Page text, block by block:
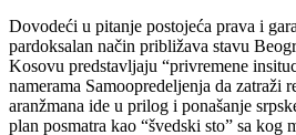
Dovodeći u pitanje postojeća prava i
pardoksalan način približava stavu
Kosovu predstavljaju “privremene
namerama Samoopredeljenja da zatraži
aranžmana ide u prilog i ponašanje
plan posmatra kao “švedski sto” sa kog